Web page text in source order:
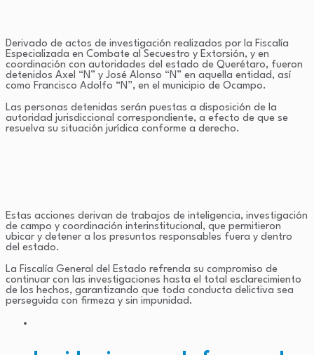
Derivado de actos de investigación realizados por la Fiscalía
Especializada en Combate al Secuestro y Extorsión, y en
coordinación con autoridades del estado de Querétaro, fueron
detenidos Axel “N” y José Alonso “N” en aquella entidad, así
como Francisco Adolfo “N”, en el municipio de Ocampo.
Las personas detenidas serán puestas a disposición de la
autoridad jurisdiccional correspondiente, a efecto de que se
resuelva su situación jurídica conforme a derecho.
Estas acciones derivan de trabajos de inteligencia, investigación
de campo y coordinación interinstitucional, que permitieron
ubicar y detener a los presuntos responsables fuera y dentro
del estado.
La Fiscalía General del Estado refrenda su compromiso de
continuar con las investigaciones hasta el total esclarecimiento
de los hechos, garantizando que toda conducta delictiva sea
perseguida con firmeza y sin impunidad.